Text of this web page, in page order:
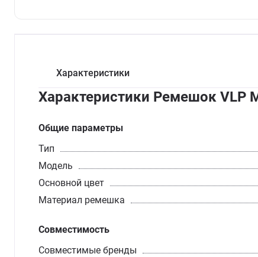
Характеристики
Характеристики Ремешок VLP
Общие параметры
Тип
Модель
Основной цвет
Материал ремешка
Совместимость
Совместимые бренды